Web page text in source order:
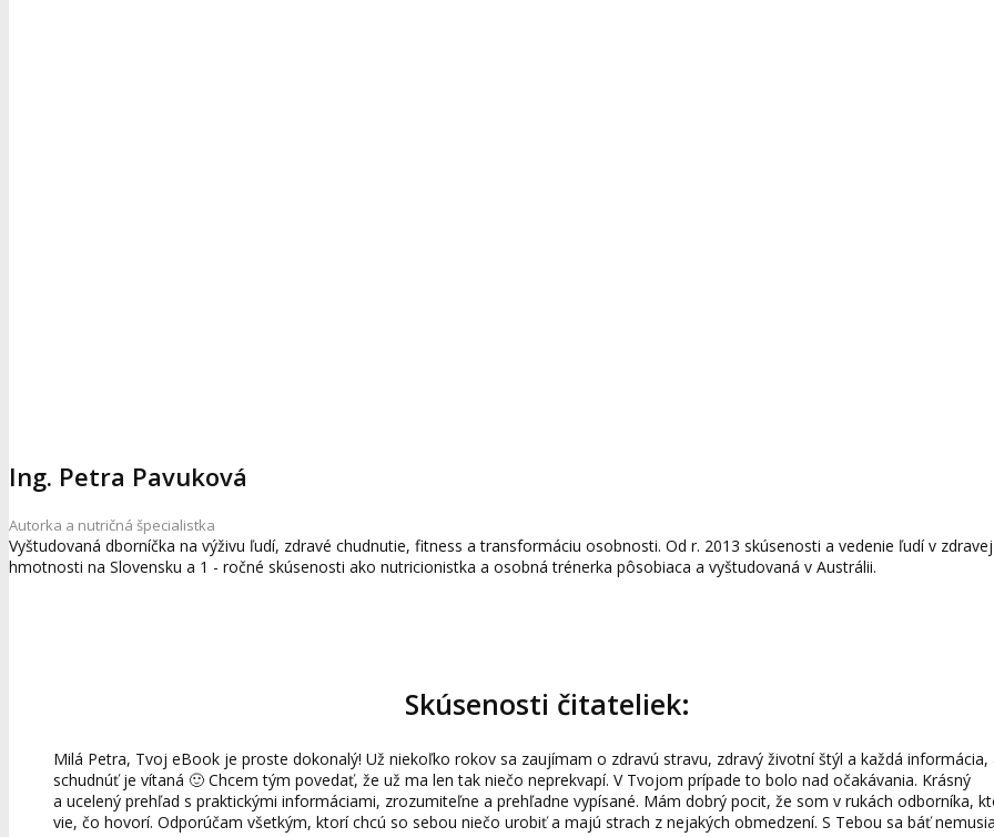
Ing. Petra Pavuková
Autorka a nutričná špecialistka
Vyštudovaná dborníčka na výživu ľudí, zdravé chudnutie, fitness a transformáciu osobnosti. Od r. 2013 skúsenosti a vedenie ľudí v
hmotnosti na Slovensku a 1 - ročné skúsenosti ako nutricionistka a osobná trénerka pôsobiaca a vyštudovaná v Austrálii.
Skúsenosti čitateliek:
Milá Petra, Tvoj eBook je proste dokonalý! Už niekoľko rokov sa zaujímam o zdravú stravu, zdravý životní štýl a každá informácia,
schudnúť je vítaná 🙂 Chcem tým povedať, že už ma len tak niečo neprekvapí. V Tvojom prípade to bolo nad očakávania. Krásný
a ucelený prehľad s praktickými informáciami, zrozumiteľne a prehľadne vypísané. Mám dobrý pocit, že som v rukách odborníka,
vie, čo hovorí. Odporúčam všetkým, ktorí chcú so sebou niečo urobiť a majú strach z nejakých obmedzení. S Tebou sa báť